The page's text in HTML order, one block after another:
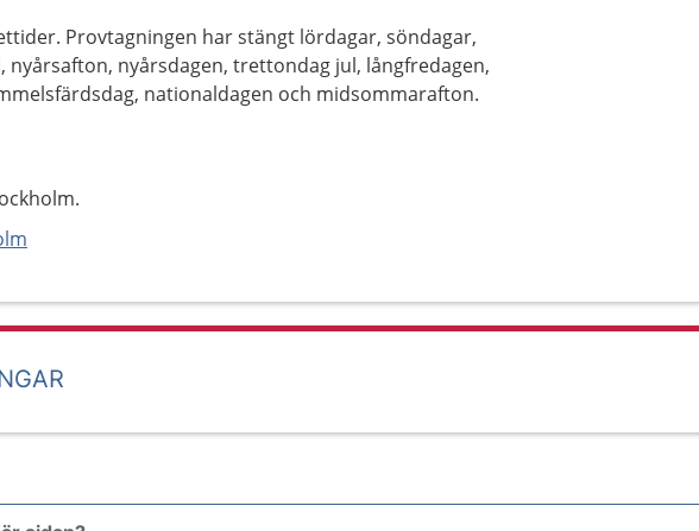
Provtagningen har stängt lördagar, söndagar,
nyårsafton, nyårsdagen, trettondag jul, långfredagen,
nationaldagen och midsommarafton.